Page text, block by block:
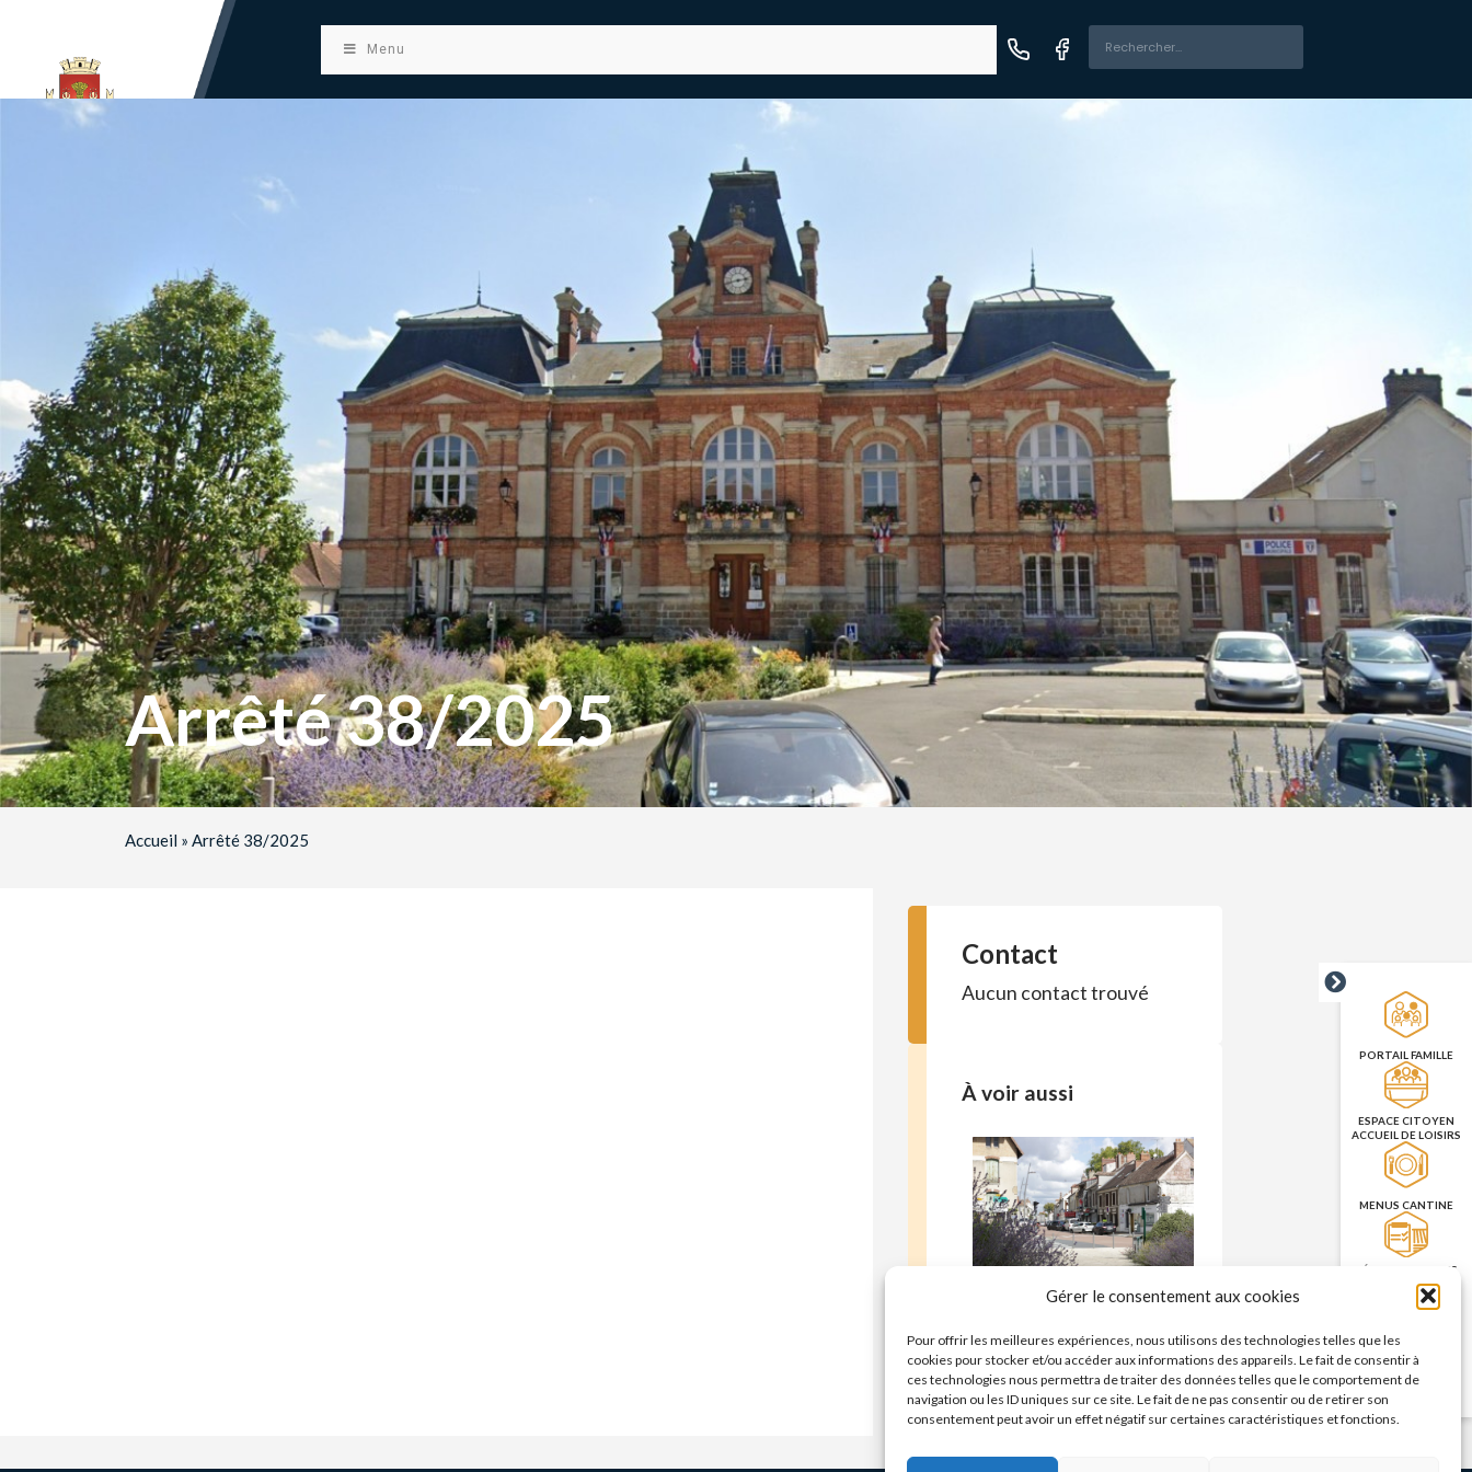
Gérer le consentement aux cookies
Pour offrir les meilleures expériences, nous utilisons des technologies telles que les
cookies pour stocker et/ou accéder aux informations des appareils. Le fait de consentir à
ces technologies nous permettra de traiter des données telles que le comportement de
navigation ou les ID uniques sur ce site. Le fait de ne pas consentir ou de retirer son
consentement peut avoir un effet négatif sur certaines caractéristiques et fonctions.
Menu
PORTAIL FAMILLE
ESPACE CITOYEN
ACCUEIL DE LOISIRS
MENUS CANTINE
RÉSERVATION DES
SALLES
PRISE DE RENDEZ-
CNI/PASSEPORT
Arrêté 38/2025
Accueil »Arrêté 38/2025
Contact
Aucun contact trouvé
À voir aussi
Commerces – enseignes